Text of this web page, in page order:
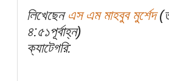
লিখেছেন এস এম মাহবুব মুর্শেদ
৪:৫১পূর্বাহ্ন)
ক্যাটেগরি: